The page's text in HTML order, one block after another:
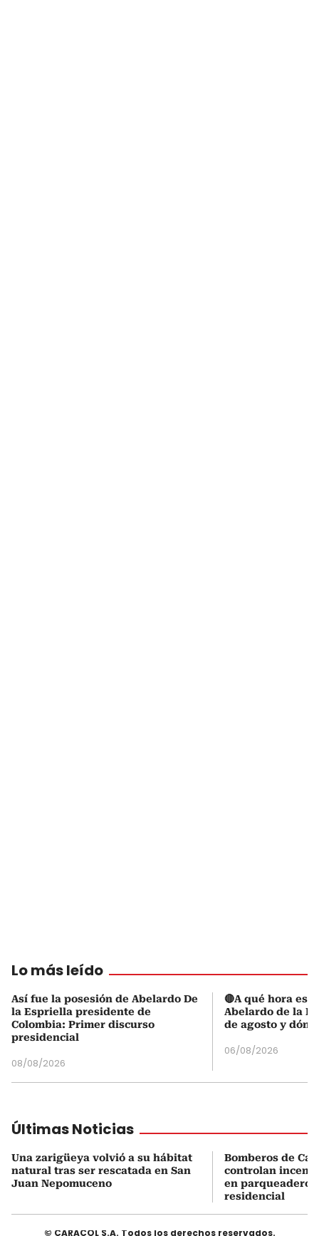
Lo más leído
Así fue la posesión de Abelardo De
la Espriella presidente de
Colombia: Primer discurso
presidencial
08/08/2026
🔴A qué hora es
Abelardo de la
de agosto y
06/08/2026
Últimas Noticias
Una zarigüeya volvió a su hábitat
natural tras ser rescatada en San
Juan Nepomuceno
Bomberos de
controlan
en parqueadero
residencial
© CARACOL S.A. Todos los derechos reservados.